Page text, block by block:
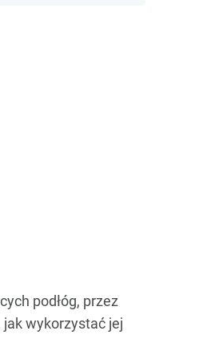
podłóg, przez
wykorzystać jej